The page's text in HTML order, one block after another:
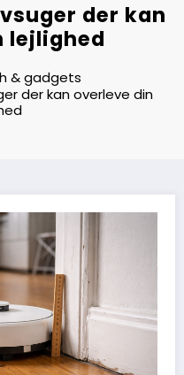
der kan
lejlighed
& gadgets
der kan overleve din